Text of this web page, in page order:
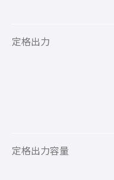
定格出力
定格出力容量